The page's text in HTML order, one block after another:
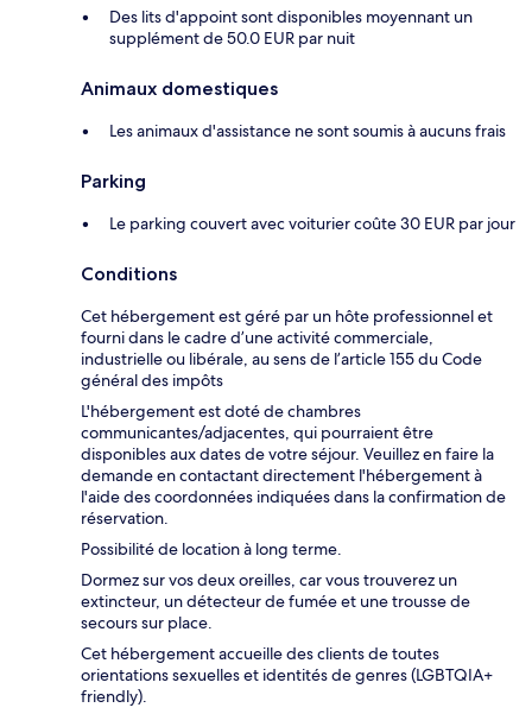
Des lits d'appoint sont disponibles moyennant un
supplément de 50.0 EUR par nuit
Animaux domestiques
Les animaux d'assistance ne sont soumis à aucuns frais
Parking
Le parking couvert avec voiturier coûte 30 EUR par jour
Conditions
Cet hébergement est géré par un hôte professionnel et
fourni dans le cadre d’une activité commerciale,
industrielle ou libérale, au sens de l’article 155 du Code
général des impôts
L'hébergement est doté de chambres
communicantes/adjacentes, qui pourraient être
disponibles aux dates de votre séjour. Veuillez en faire la
demande en contactant directement l'hébergement à
l'aide des coordonnées indiquées dans la confirmation de
réservation.
Possibilité de location à long terme.
Dormez sur vos deux oreilles, car vous trouverez un
extincteur, un détecteur de fumée et une trousse de
secours sur place.
Cet hébergement accueille des clients de toutes
orientations sexuelles et identités de genres (LGBTQIA+
friendly).